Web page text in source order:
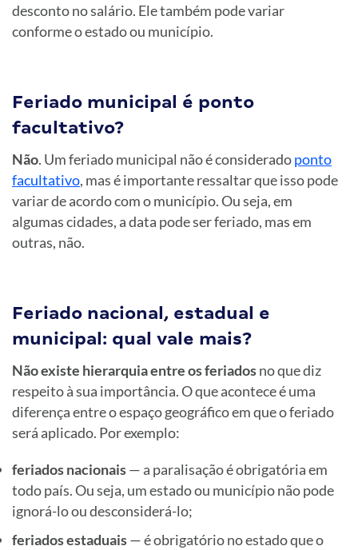
desconto no salário. Ele também pode variar
conforme o estado ou município.
Feriado municipal é ponto
facultativo?
Não. Um feriado municipal não é consideradoponto
facultativo, mas é importante ressaltar que isso pode
variar de acordo com o município. Ou seja, em
algumas cidades, a data pode ser feriado, mas em
outras, não.
Feriado nacional, estadual e
municipal: qual vale mais?
Não existe hierarquia entre os feriadosno que diz
respeito à sua importância. O que acontece é uma
diferença entre o espaço geográfico em que o feriado
será aplicado. Por exemplo:
feriados nacionais— a paralisação é obrigatória em
todo país. Ou seja, um estado ou município não pode
ignorá-lo ou desconsiderá-lo;
feriados estaduais— é obrigatório no estado que o